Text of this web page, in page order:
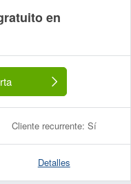
en
Cliente recurrente: Sí
Detalles